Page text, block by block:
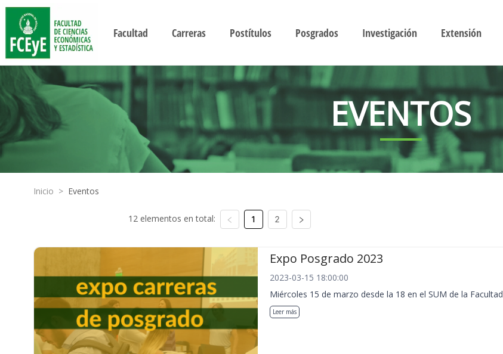
Facultad Carreras Postítulos Posgrados Investigación Extensión
EVENTOS
Inicio > Eventos
12 elementos en total: 1 2
Expo Posgrado 2023
2023-03-15 18:00:00
Miércoles 15 de marzo desde la 18 en el SUM de la Facultad
Leer más